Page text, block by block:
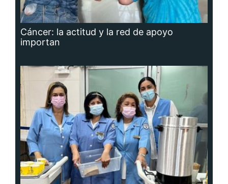
Cáncer: la actitud y la red de apoyo
importan